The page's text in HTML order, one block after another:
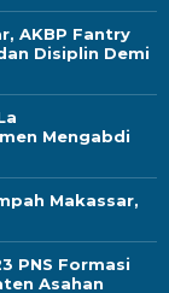
AKBP Fantry
Disiplin Demi
Mengabdi
Makassar,
PNS Formasi
Asahan